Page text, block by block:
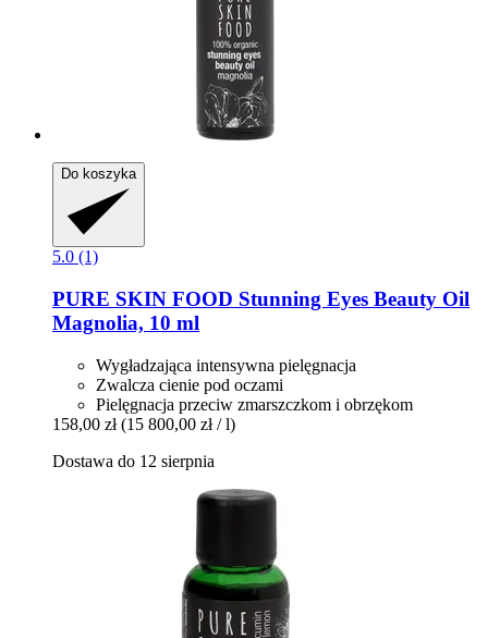
Do koszyka
5.0 (1)
PURE SKIN FOOD Stunning Eyes Beauty Oil
Magnolia, 10 ml
Wygładzająca intensywna pielęgnacja
Zwalcza cienie pod oczami
Pielęgnacja przeciw zmarszczkom i obrzękom
158,00 zł (15 800,00 zł / l)
Dostawa do 12 sierpnia